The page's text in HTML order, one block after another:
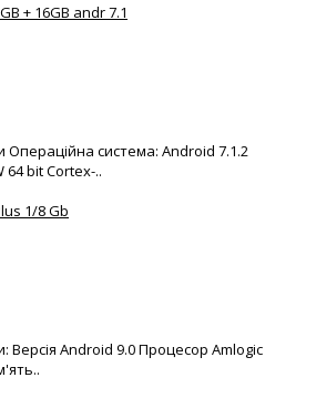
+ 16GB andr 7.1
Операційна система: Android 7.1.2
64 bit Cortex-..
1/8 Gb
Версія Android 9.0 Процесор Amlogic